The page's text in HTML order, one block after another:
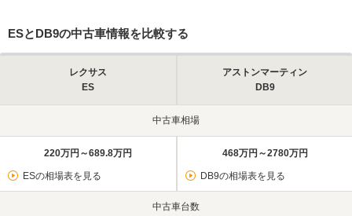
ESとDB9の中古車情報を比較する
レクサス
ES
アストンマーティン
DB9
中古車相場
220万円～689.8万円
ESの相場表を見る
468万円～2780万円
DB9の相場表を見る
中古車台数